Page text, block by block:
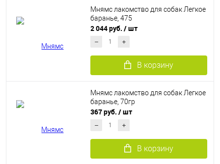
Мнямс лакомство для собак Легкое
баранье, 475
2 044 руб. / шт
В корзину
Мнямс лакомство для собак Легкое
баранье, 70гр
367 руб. / шт
В корзину